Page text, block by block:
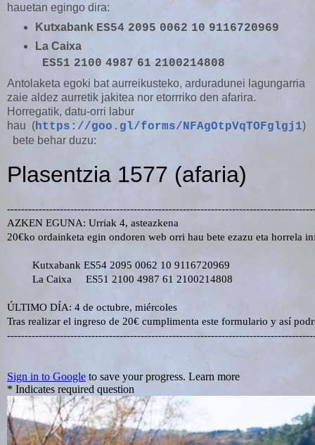
hauetan egingo dira:
Kutxabank ES54 2095 0062 10 9116720969
La Caixa
ES51 2100 4987 61 2100214808
Antolaketa egoki bat aurreikusteko, arduradunei lagungarria
zaie aldez aurretik jakitea nor etorrriko den afarira.
Horregatik, datu-orri labur
hau (https://goo.gl/forms/NFAgOtpVqTOFglgj1)
bete behar duzu: